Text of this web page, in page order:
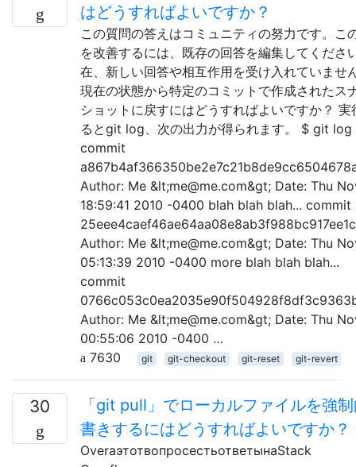
はどうすればよいですか？
この質問の答えはコミュニティの努力です。こ
を改善するには、既存の回答を編集してくださ
在、新しい回答や相互作用を受け入れていませ
現在の状態から特定のコミットで作成されたス
ショットに戻すにはどうすればよいですか？ 実
るとgit log、次の出力が得られます。 $ git log
commit
Author: Me &lt;me@me.com&gt; Date: Thu
18:59:41 2010 -0400 blah blah blah... commit
Author: Me &lt;me@me.com&gt; Date: Thu
05:13:39 2010 -0400 more blah blah blah...
commit
Author: Me &lt;me@me.com&gt; Date: Thu
00:55:06 2010 -0400 …
7630
git git-checkout git-reset git-revert
30
「git pull」でローカルファイルを強
書きするにはどうすればよいですか？
OverаэтотвопросестьответынаStack